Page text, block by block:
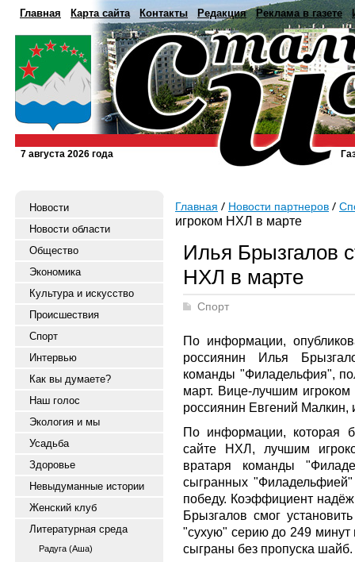
Главная Карта сайта Контакты Редакция Реклама в газете
7 августа 2026 года
Новости
Новости области
Общество
Экономика
Культура и искусство
Происшествия
Спорт
Интервью
Как вы думаете?
Наш голос
Экология и мы
Усадьба
Здоровье
Невыдуманные истории
Женский клуб
Литературная среда
Радуга (Аша)
Главная Новости партнеров
игроком НХЛ в марте
Илья Брызгалов
НХЛ в марте
Спорт
По информации,
россиянин Илья
команды "Филадельфия",
март. Вице-лучшим
россиянин Евгений Малкин,
По информации, которая
сайте НХЛ, лучшим
вратаря команды
сыгранных
победу. Коэффициент
Брызгалов смог
"сухую" серию до 249 минут
сыграны без пропуска шайб.